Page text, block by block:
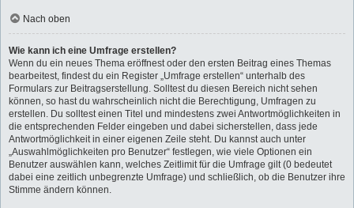
Nach oben
Wie kann ich eine Umfrage erstellen?
Wenn du ein neues Thema eröffnest oder den ersten Beitrag eines Themas
bearbeitest, findest du ein Register „Umfrage erstellen“ unterhalb des
Formulars zur Beitragserstellung. Solltest du diesen Bereich nicht sehen
können, so hast du wahrscheinlich nicht die Berechtigung, Umfragen zu
erstellen. Du solltest einen Titel und mindestens zwei Antwortmöglichkeiten in
die entsprechenden Felder eingeben und dabei sicherstellen, dass jede
Antwortmöglichkeit in einer eigenen Zeile steht. Du kannst auch unter
„Auswahlmöglichkeiten pro Benutzer“ festlegen, wie viele Optionen ein
Benutzer auswählen kann, welches Zeitlimit für die Umfrage gilt (0 bedeutet
dabei eine zeitlich unbegrenzte Umfrage) und schließlich, ob die Benutzer ihre
Stimme ändern können.